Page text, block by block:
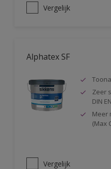
Vergelijk
Alphatex SF
Zeer
DIN
Meer
(Max
Vergelijk